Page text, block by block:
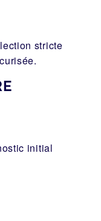
stricte
initial